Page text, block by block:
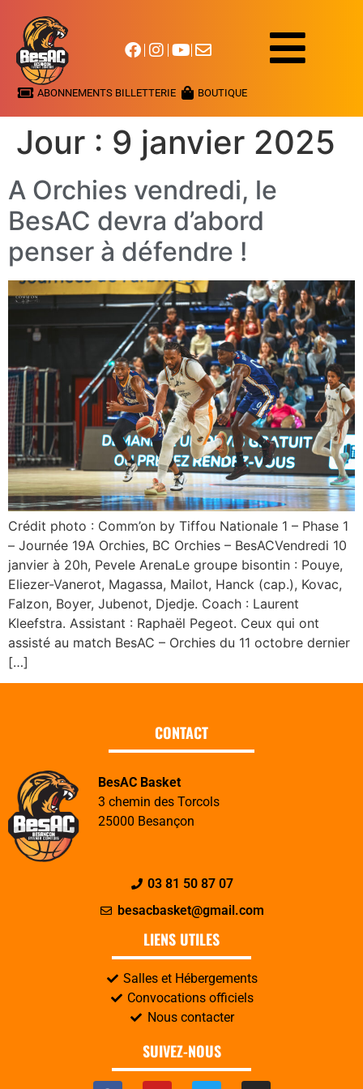
ABONNEMENTS BILLETTERIE BOUTIQUE
Jour : 9 janvier 2025
A Orchies vendredi, le
BesAC devra d’abord
penser à défendre !
Crédit photo : Comm’on by Tiffou Nationale 1 – Phase 1
– Journée 19A Orchies, BC Orchies – BesACVendredi 10
janvier à 20h, Pevele ArenaLe groupe bisontin : Pouye,
Eliezer-Vanerot, Magassa, Mailot, Hanck (cap.), Kovac,
Falzon, Boyer, Jubenot, Djedje. Coach : Laurent
Kleefstra. Assistant : Raphaël Pegeot. Ceux qui ont
assisté au match BesAC – Orchies du 11 octobre dernier
[…]
CONTACT
BesAC Basket
3 chemin des Torcols
25000 Besançon
03 81 50 87 07
besacbasket@gmail.com
LIENS UTILES
Salles et Hébergements
Convocations officiels
Nous contacter
SUIVEZ-NOUS